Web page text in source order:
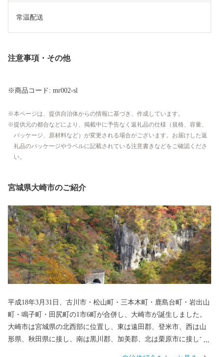
常温配送
注意事項・その他
※商品コード: mr002-sl
本ページは、提供自治体からの情報に基づき、作成しています。
提供元の都合などにより、掲載中に予告なく返礼品の仕様（規格、容量、
パッケージ、原材料など）が変更される場合がございます。お届けした返
礼品のパッケージやラベルに記載されている注意書きなどをご確認くださ
い。
宮城県大崎市のご紹介
平成18年3月31日、古川市・松山町・三本木町・鹿島台町・岩出山
町・鳴子町・田尻町の1市6町が合併し、大崎市が誕生しました。
大崎市は宮城県の北西部に位置し、東は遠田郡、登米市、西は山
形県、秋田県に接し、南は黒川郡、加美郡、北は栗原市に接して